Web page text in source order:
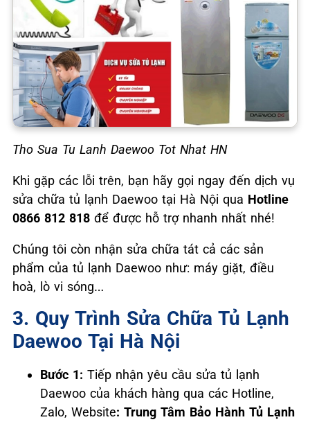
Tho Sua Tu Lanh Daewoo Tot Nhat HN
Khi gặp các lỗi trên, bạn hãy gọi ngay đến dịch vụ
sửa chữa tủ lạnh Daewoo tại Hà Nội qua Hotline
0866 812 818 để được hỗ trợ nhanh nhất nhé!
Chúng tôi còn nhận sửa chữa tát cả các sản
phẩm của tủ lạnh Daewoo như: máy giặt, điều
hoà, lò vi sóng…
3. Quy Trình Sửa Chữa Tủ Lạnh
Daewoo Tại Hà Nội
Bước 1: Tiếp nhận yêu cầu sửa tủ lạnh
Daewoo của khách hàng qua các Hotline,
Zalo, Website: Trung Tâm Bảo Hành Tủ Lạnh